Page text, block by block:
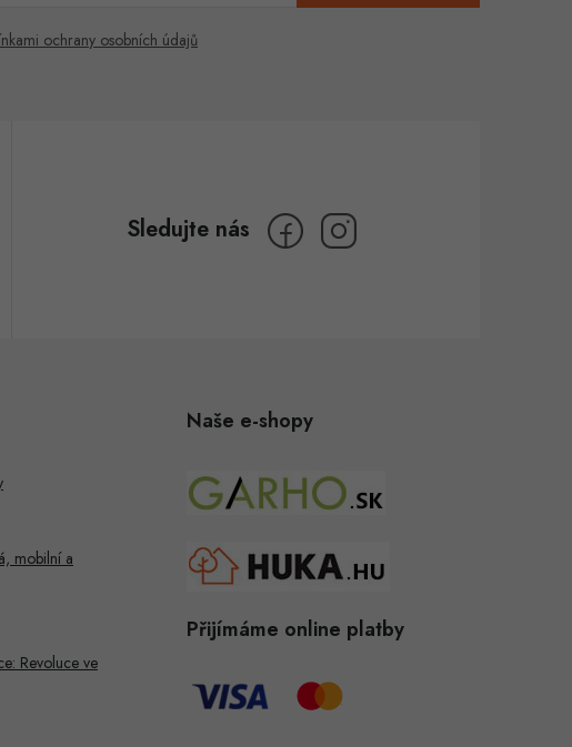
ochrany osobních údajů
mobilní a
Revoluce ve
Naše e-shopy
Přijímáme online platby